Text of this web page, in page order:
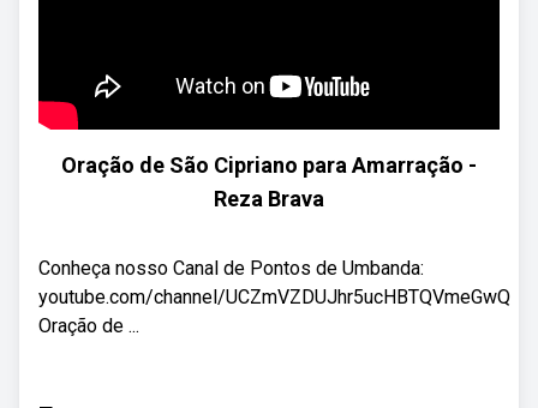
Oração de São Cipriano para Amarração -
Reza Brava
Conheça nosso Canal de Pontos de Umbanda:
youtube.com/channel/UCZmVZDUJhr5ucHBTQVmeGwQ
Oração de ...